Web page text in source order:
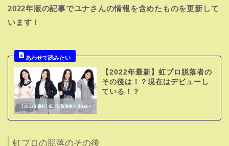
2022年版の記事でユナさんの情報を含めたものを更新して
います！
【2022年最新】虹プロ脱落者の
その後は！？現在はデビューし
ている！？
虹プロの脱落のその後